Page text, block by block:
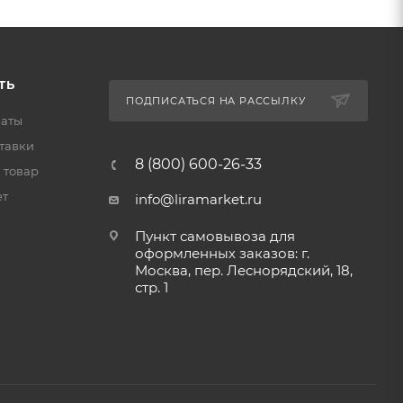
товар
ПОДПИСАТЬСЯ НА РАССЫЛКУ
8 (800) 600-26-33
info@liramarket.ru
Пункт самовывоза для
оформленных заказов: г.
Москва, пер. Леснорядский, 18,
стр. 1